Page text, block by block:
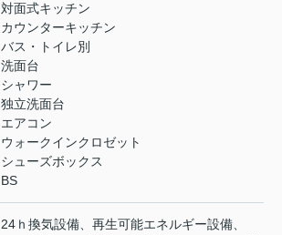
対面式キッチン
カウンターキッチン
バス・トイレ別
洗面台
シャワー
独立洗面台
エアコン
ウォークインクロゼット
シューズボックス
BS
24ｈ換気設備、再生可能エネルギー設備、